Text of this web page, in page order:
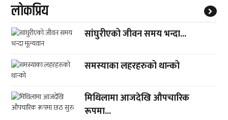
लाेकप्रिय
सांघुरीएको जीवन समय भन्दा...
समस्याका लहरहरुको थान्को
मिथिलामा आजदेखि औपचारिक
रूपमा...